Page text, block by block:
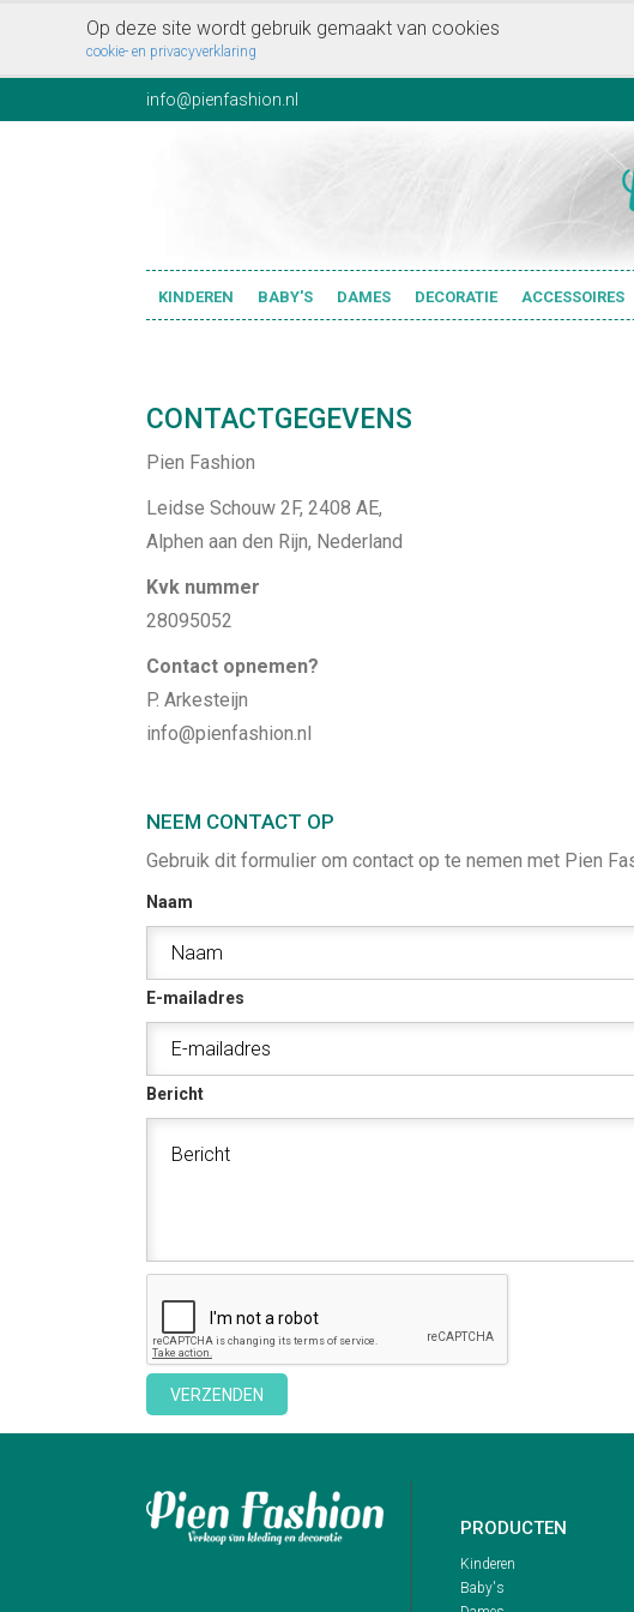
Op deze site wordt gebruik gemaakt van cookies
cookie- en privacyverklaring
info@pienfashion.nl
KINDEREN BABY'S DAMES DECORATIE ACCESSOIRES
CONTACTGEGEVENS
Pien Fashion
Leidse Schouw 2F, 2408 AE,
Alphen aan den Rijn, Nederland
Kvk nummer
28095052
Contact opnemen?
P. Arkesteijn
info@pienfashion.nl
NEEM CONTACT OP
Gebruik dit formulier om contact op te nemen met Pien
Naam
E-mailadres
Bericht
PRODUCTEN
Kinderen
Baby's